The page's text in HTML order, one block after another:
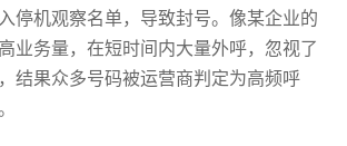
停机观察名单，导致封号。像某企业的
业务量，在短时间内大量外呼，忽视了
结果众多号码被运营商判定为高频呼